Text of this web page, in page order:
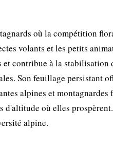
où la compétition
volants et les petits
contribue à la stabilisation
Son feuillage persistant
alpines et montagnardes
d'altitude où elles
alpine.